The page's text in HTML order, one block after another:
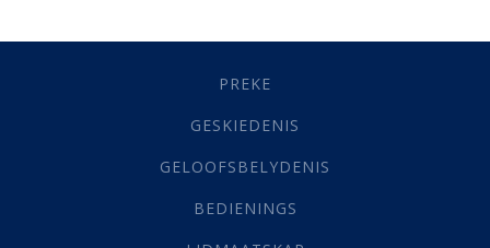
Geestelike Groei(10)
(21)
Grys Areas(4)
Lewensdoel(3)
Selfondersoek(1)
PREKE
GESKIEDENIS
GELOOFSBELYDENIS
BEDIENINGS